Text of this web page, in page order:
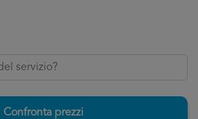
Confronta prezzi